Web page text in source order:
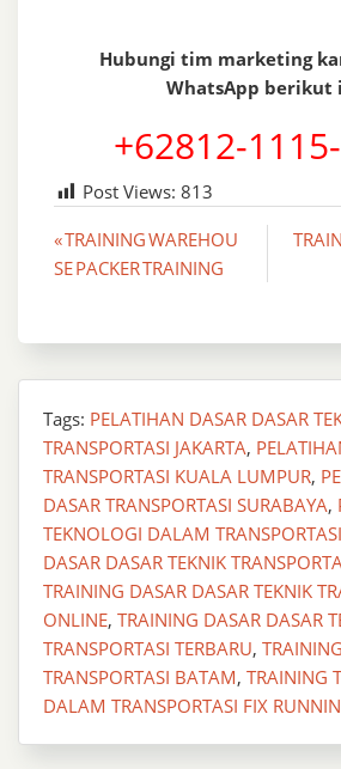
Hubungi tim marketing
WhatsApp berikut
+62812-
Post Views: 813
Post
navigation
« TRAINING WAREHOU
SE PACKER TRAINING
Tags: PELATIHAN DASAR DASAR
TRANSPORTASI JAKARTA,
TRANSPORTASI KUALA LUMPUR,
DASAR TRANSPORTASI SURABAYA,
TEKNOLOGI DALAM
DASAR DASAR TEKNIK
TRAINING DASAR DASAR TEKNIK
ONLINE, TRAINING DASAR DASAR
TRANSPORTASI TERBARU,
TRANSPORTASI BATAM, TRAINING
DALAM TRANSPORTASI FIX